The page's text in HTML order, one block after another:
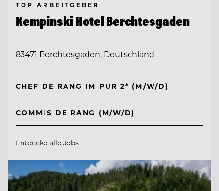
TOP ARBEITGEBER
Kempinski Hotel Berchtesgaden
83471 Berchtesgaden, Deutschland
CHEF DE RANG IM PUR 2* (M/W/D)
COMMIS DE RANG (M/W/D)
Entdecke alle Jobs